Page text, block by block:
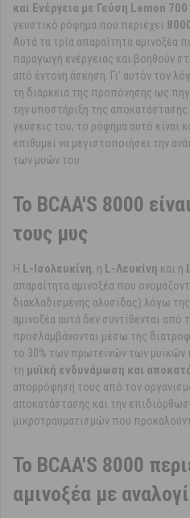
και Ενέργεια με Γεύση Lemon
γευστικό ρόφημα που περιέχει
Αυτά τα τρία απαραίτητα αμινοξέα
παραγωγή ενέργειας και βοηθούν
από έντονη άσκηση. Γι’ αυτόν τον
τη διάρκεια της προπόνησης ως
την υποστήριξη της
γεύσεις του, το ρόφημα αυτό είναι
επιθυμεί να μεγιστοποιήσει την
των μυών του.
Το BCAA'S 8000
τους μυς
Η L-Ισολευκίνη, η L-Λευκίνη και η
απαραίτητα αμινοξέα που
διακλαδισμένης αλυσίδας) λόγω
αμινοξέα αυτά δεν συντίθενται
προσλαμβάνονται μέσω της
το 30% των πρωτεϊνών των μυϊκών
τη μυϊκή ενδυνάμωση και
απορρόφησή τους από τον
αποκατάστασης και την
μικροτραυματισμών που
Το BCAA'S 8000
αμινοξέα με